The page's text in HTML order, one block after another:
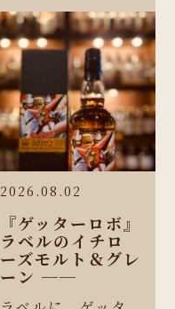
2026.08.02
『ゲッターロボ』
ラベルのイチロ
ーズモルト＆グレ
ーン ──